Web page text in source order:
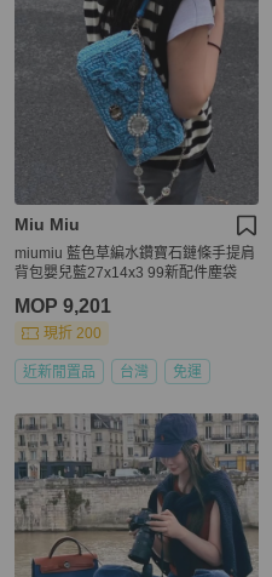
Miu Miu
miumiu 藍色草編水鑽寶石鏈條手提肩
背包嬰兒藍27x14x3 99新配件塵袋
MOP 9,201
現折 200
近新閒置品 台灣 免運